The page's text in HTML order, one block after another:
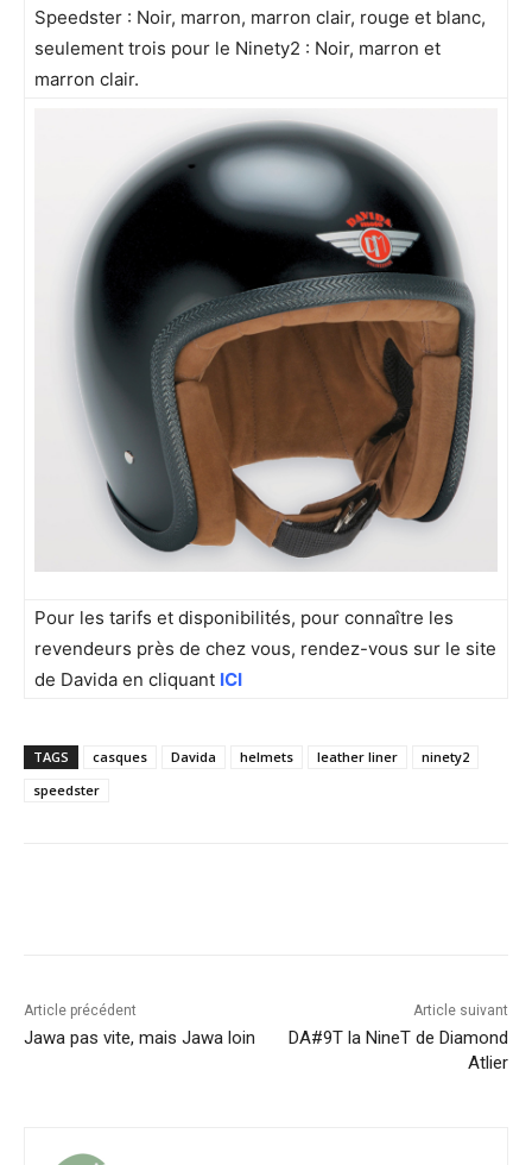
Speedster : Noir, marron, marron clair, rouge et blanc,
seulement trois pour le Ninety2 : Noir, marron et
marron clair.
Pour les tarifs et disponibilités, pour connaître les
revendeurs près de chez vous, rendez-vous sur le site
de Davida en cliquant ICI
TAGS casques Davida helmets leather liner
ninety2
speedster
Article précédent
Jawa pas vite, mais Jawa loin
Article suivant
DA#9T la NineT de Diamond
Atlier